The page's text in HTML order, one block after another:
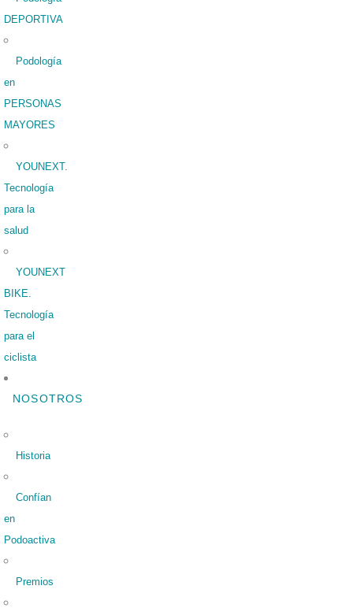
DEPORTIVA
Podología
en
PERSONAS
MAYORES
YOUNEXT.
Tecnología
para la
salud
YOUNEXT
BIKE.
Tecnología
para el
ciclista
NOSOTROS
Historia
Confían
en
Podoactiva
Premios